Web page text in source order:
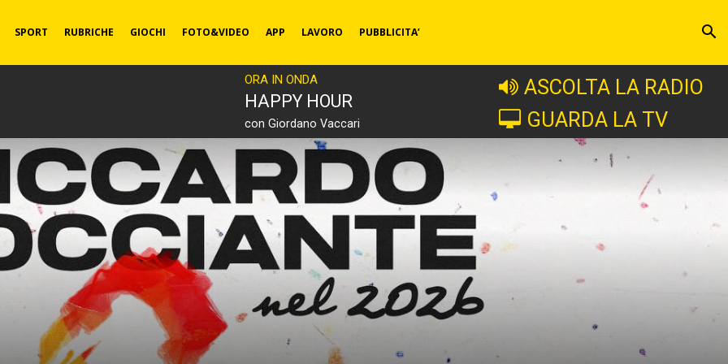
SPORT RUBRICHE GIOCHI FOTO&VIDEO APP LAVORO PUBBLICITA’
ORA IN ONDA
HAPPY HOUR
con Giordano Vaccari
ASCOLTA LA RADIO
GUARDA LA TV